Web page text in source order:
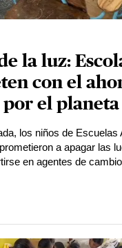
la luz:
con el
el planeta
los niños de Escuelas
a apagar las
en agentes de